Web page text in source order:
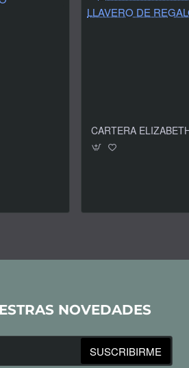
NOVEDADES
SUSCRIBIRME